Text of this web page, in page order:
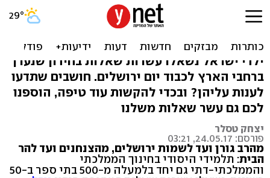
חידון ירושלים הענק: חושבים
שתדעו מה שהילדים יודעים?
ילדי ישראל נשאלו עשרות שאלות בחידון שנערך
ברחבי הארץ לכבוד יום ירושלים. חושבים שתדעו
לענות עליהן? ובכדי להקשות עוד טיפה, הוספנו
לכם גם עשר שאלות משלנו
יצחק טסלר
פורסם: 24.05.17, 03:21
מהרב גורן ועד לשמות ירושלים, מהצנחנים ועד להר
הבית: תלמידי היסודי בחינוך הממלכתי
והממלכתי-דתי גם יחד בלמעלה מ-500 בתי ספר ב-50